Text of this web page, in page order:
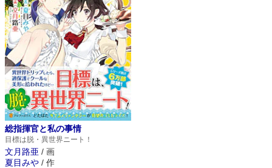
目標は脱・異世界ニート！
総指揮官と私の事情
文月路亜 / 画
夏目みや / 作